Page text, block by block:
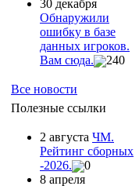
30 декабря
Обнаружили
ошибку в базе
данных игроков.
Вам сюда.
240
Все новости
Полезные ссылки
2 августа ЧМ.
Рейтинг сборных
-2026.
0
8 апреля